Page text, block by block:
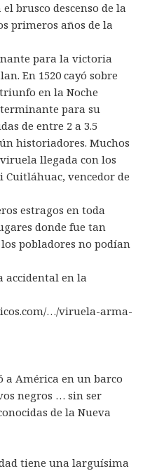
brusco descenso de la
primeros años de la
para la victoria
En 1520 cayó sobre
en la Noche
para su
de entre 2 a 3.5
historiadores. Muchos
llegada con los
vencedor de
estragos en toda
donde fue tan
pobladores no podían
accidental en la
…/viruela-arma-
a América en un barco
negros … sin ser
de la Nueva
tiene una larguísima